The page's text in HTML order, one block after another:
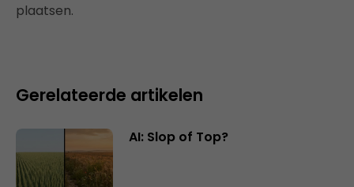
plaatsen.
Gerelateerde artikelen
AI: Slop of Top?